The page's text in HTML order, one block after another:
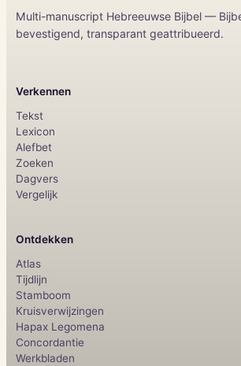
Multi-manuscript Hebreeuwse Bijbel —
bevestigend, transparant geattribueerd.
Verkennen
Tekst
Lexicon
Alefbet
Zoeken
Dagvers
Vergelijk
Ontdekken
Atlas
Tijdlijn
Stamboom
Kruisverwijzingen
Hapax Legomena
Concordantie
Werkbladen